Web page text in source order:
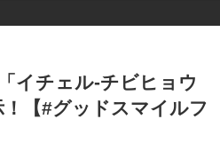
イチェル-チビヒョウ
【#グッドスマイルフ